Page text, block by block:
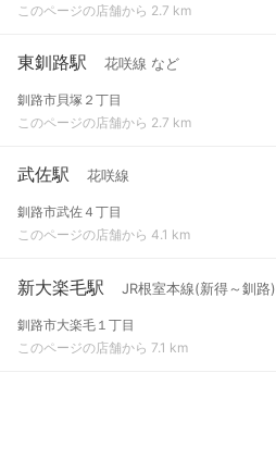
このページの店舗から 2.7 km
東釧路駅 花咲線 など
釧路市貝塚２丁目
このページの店舗から 2.7 km
武佐駅 花咲線
釧路市武佐４丁目
このページの店舗から 4.1 km
新大楽毛駅 JR根室本線(新得～釧路)
釧路市大楽毛１丁目
このページの店舗から 7.1 km